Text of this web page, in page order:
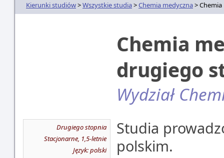
Kierunki studiów>Wszystkie studia>Chemia medyczna>
Chemia
drugiego
Wydział
Drugiego stopnia
Stacjonarne, 1,5-letnie
Język: polski
Studia
polskim.